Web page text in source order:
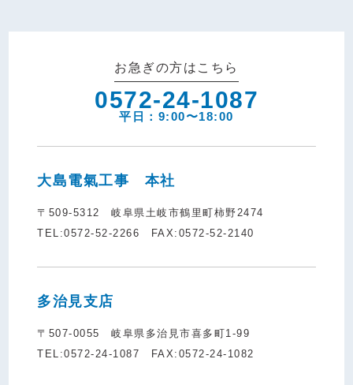
お急ぎの方は こちら
0572-24-1087
平日：9:00〜18:00
大島電氣工事 本社
〒509-5312 岐阜県土岐市鶴里町柿野2474
TEL:0572-52-2266 FAX:0572-52-2140
多治見支店
〒507-0055 岐阜県多治見市喜多町1-99
TEL:0572-24-1087 FAX:0572-24-1082